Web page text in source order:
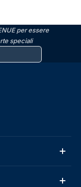
per essere
speciali